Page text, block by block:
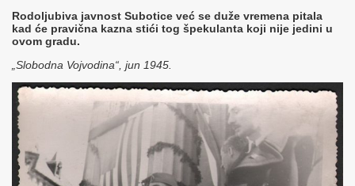
Rodoljubiva javnost Subotice već se duže vremena pitala
kad će pravična kazna stići tog špekulanta koji nije jedini u
ovom gradu.
„Slobodna Vojvodina“, jun 1945.